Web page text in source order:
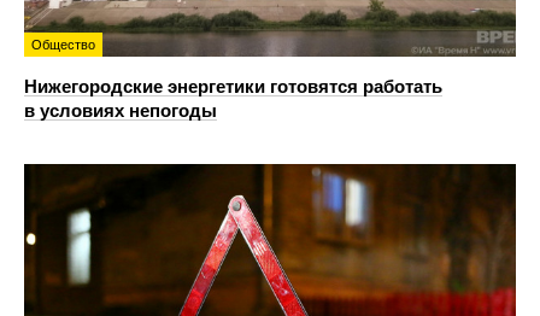
Общество
Нижегородские энергетики готовятся работать
в условиях непогоды